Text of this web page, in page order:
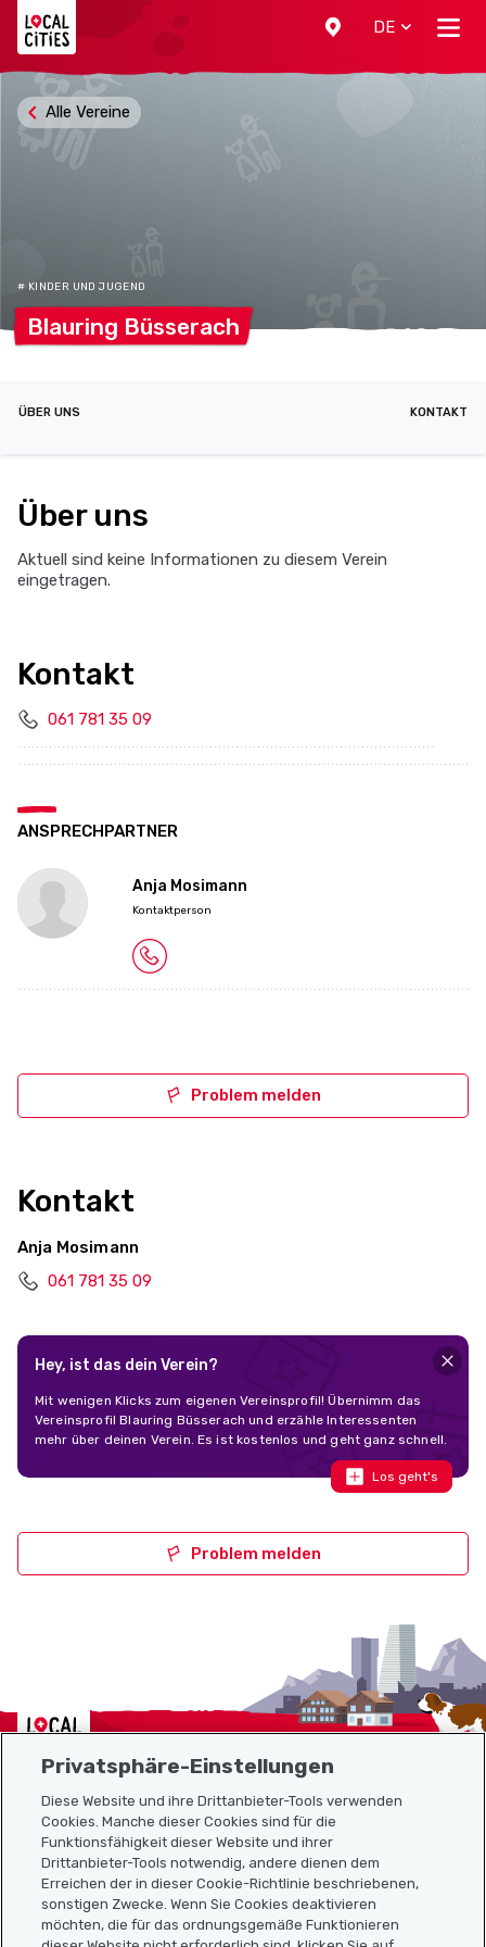
DE
# KINDER UND JUGEND
Blauring Büsserach
Alle Vereine
ÜBER UNS KONTAKT
Über uns
Aktuell sind keine Informationen zu diesem Verein
eingetragen.
Kontakt
061 781 35 09
ANSPRECHPARTNER
Anja Mosimann
Kontaktperson
Problem melden
Kontakt
Anja Mosimann
061 781 35 09
Hey, ist das dein Verein?
Mit wenigen Klicks zum eigenen Vereinsprofil! Übernimm das
Vereinsprofil Blauring Büsserach und erzähle Interessenten
mehr über deinen Verein. Es ist kostenlos und geht ganz schnell.
Los geht's
Problem melden
Localcities
Sitemap
Nützliche Links
Privatsphäre-Einstellungen
Diese Website und ihre Drittanbieter-Tools verwenden
Cookies. Manche dieser Cookies sind für die
Funktionsfähigkeit dieser Website und ihrer
Drittanbieter-Tools notwendig, andere dienen dem
Erreichen der in dieser Cookie-Richtlinie beschriebenen,
sonstigen Zwecke. Wenn Sie Cookies deaktivieren
möchten, die für das ordnungsgemäße Funktionieren